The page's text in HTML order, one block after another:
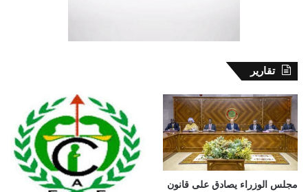
تقارير
مجلس الوزراء يصادق على قانون